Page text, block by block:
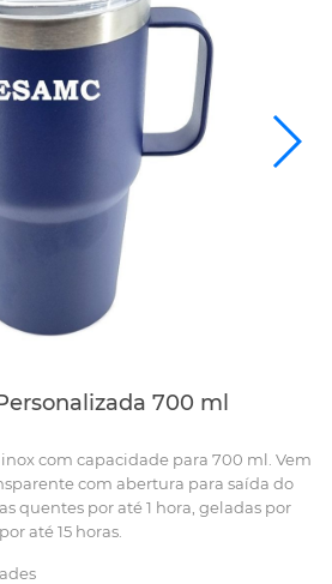
700 ml
com capacidade para 700 ml. Vem
com abertura para saída do
quentes por até 1 hora, geladas por
até 15 horas.